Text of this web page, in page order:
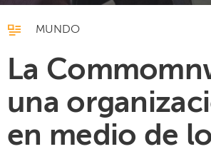
MUNDO
La
una
en medio de